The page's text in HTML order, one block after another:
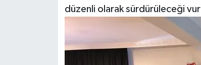
düzenli olarak sürdürüleceği